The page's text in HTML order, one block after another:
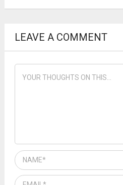
LEAVE A COMMENT